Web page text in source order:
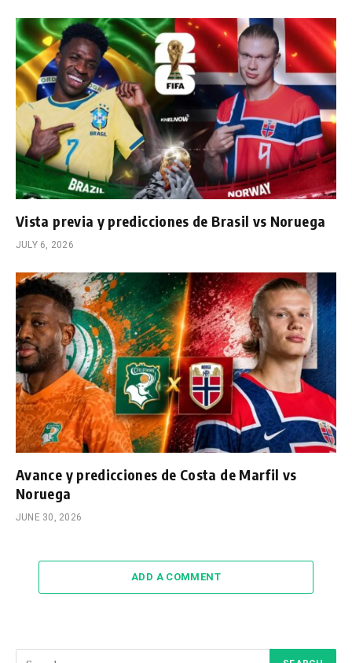
Vista previa y predicciones de Brasil vs Noruega
JULY 6, 2026
Avance y predicciones de Costa de Marfil vs
Noruega
JUNE 30, 2026
ADD A COMMENT